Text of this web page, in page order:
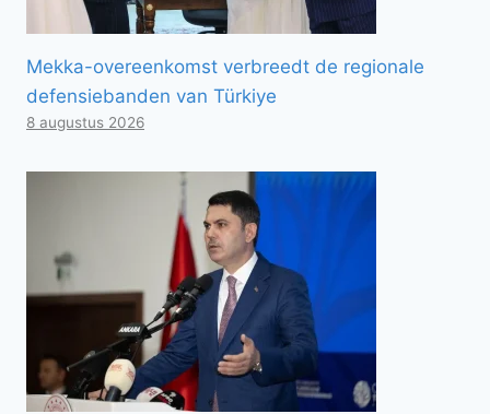
Mekka-overeenkomst verbreedt de regionale
defensiebanden van Türkiye
8 augustus 2026